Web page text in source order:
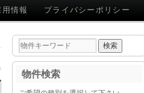
情報 プライバシーポリシー
物
件
検
索
(キ
物件検索